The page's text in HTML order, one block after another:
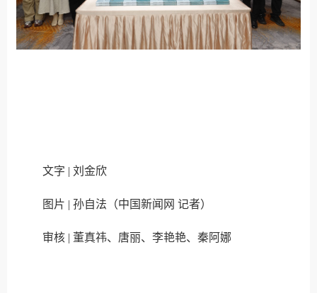
文字 | 刘金欣
图片 | 孙自法（中国新闻网 记者）
审核 | 董真祎、唐丽、李艳艳、秦阿娜